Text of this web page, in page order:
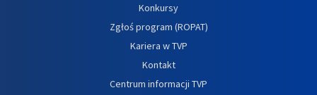
Konkursy
Zgłoś program (ROPAT)
Kariera w TVP
Kontakt
Centrum informacji TVP